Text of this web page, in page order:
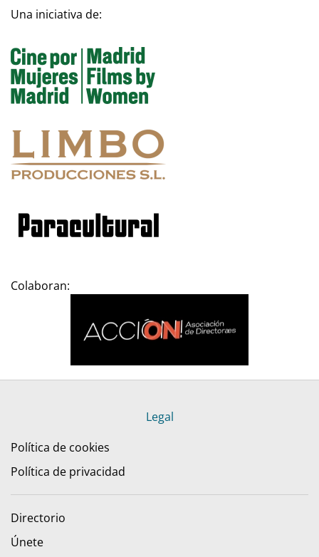
Una iniciativa de:
Colaboran:
Legal
Política de cookies
Política de privacidad
Directorio
Únete